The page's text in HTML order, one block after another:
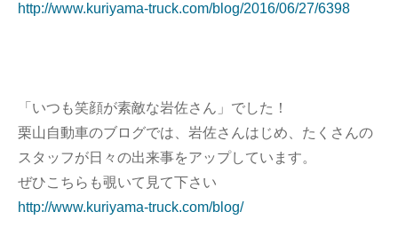
http://www.kuriyama-truck.com/blog/2016/06/27/6398
「いつも笑顔が素敵な岩佐さん」でした！
栗山自動車のブログでは、岩佐さんはじめ、たくさんの
スタッフが日々の出来事をアップしています。
ぜひこちらも覗いて見て下さい
http://www.kuriyama-truck.com/blog/